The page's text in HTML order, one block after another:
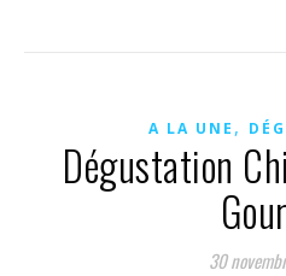
A LA UNE ,
Dégustation
30